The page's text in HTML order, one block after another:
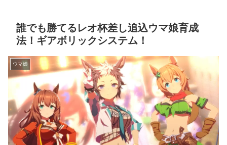
誰でも勝てるレオ杯差し追込ウマ娘育成
法！ギアボリックシステム！
ウマ娘